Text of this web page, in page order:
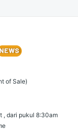
of Sale)
, dari pukul 8:30am